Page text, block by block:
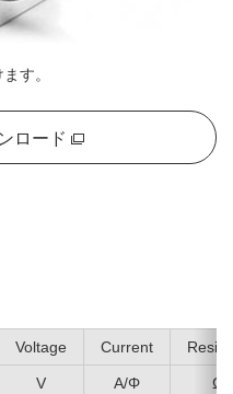
す。
ロード
Voltage Current
V A/Φ Ω/